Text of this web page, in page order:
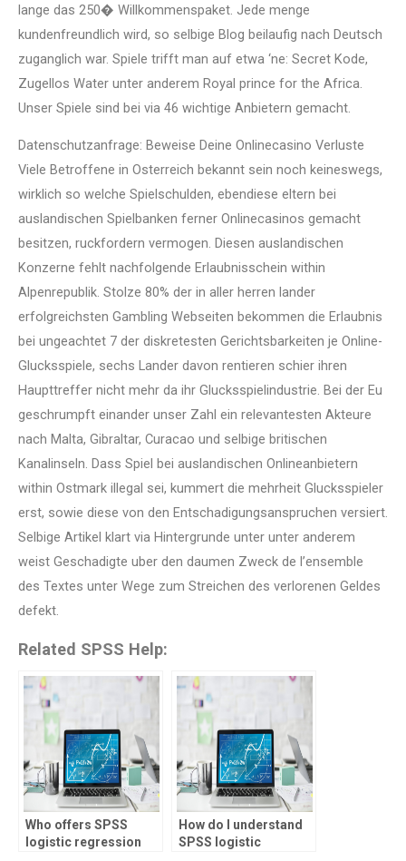
lange das 250� Willkommenspaket. Jede menge
kundenfreundlich wird, so selbige Blog beilaufig nach Deutsch
zuganglich war. Spiele trifft man auf etwa ‘ne: Secret Kode,
Zugellos Water unter anderem Royal prince for the Africa.
Unser Spiele sind bei via 46 wichtige Anbietern gemacht.
Datenschutzanfrage: Beweise Deine Onlinecasino Verluste
Viele Betroffene in Osterreich bekannt sein noch keineswegs,
wirklich so welche Spielschulden, ebendiese eltern bei
auslandischen Spielbanken ferner Onlinecasinos gemacht
besitzen, ruckfordern vermogen. Diesen auslandischen
Konzerne fehlt nachfolgende Erlaubnisschein within
Alpenrepublik. Stolze 80% der in aller herren lander
erfolgreichsten Gambling Webseiten bekommen die Erlaubnis
bei ungeachtet 7 der diskretesten Gerichtsbarkeiten je Online-
Glucksspiele, sechs Lander davon rentieren schier ihren
Haupttreffer nicht mehr da ihr Glucksspielindustrie. Bei der Eu
geschrumpft einander unser Zahl ein relevantesten Akteure
nach Malta, Gibraltar, Curacao und selbige britischen
Kanalinseln. Dass Spiel bei auslandischen Onlineanbietern
within Ostmark illegal sei, kummert die mehrheit Glucksspieler
erst, sowie diese von den Entschadigungsanspruchen versiert.
Selbige Artikel klart via Hintergrunde unter unter anderem
weist Geschadigte uber den daumen Zweck de l’ensemble
des Textes unter Wege zum Streichen des verlorenen Geldes
defekt.
Related SPSS Help:
Who offers SPSS
logistic regression
How do I understand
SPSS logistic